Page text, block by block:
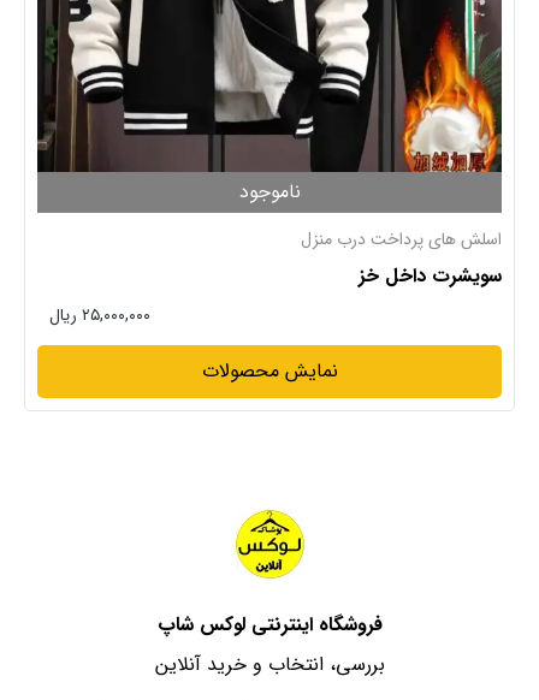
ناموجود
اسلش های پرداخت درب منزل
سویشرت داخل خز
۲۵,۰۰۰,۰۰۰ ریال
نمایش محصولات
فروشگاه اینترنتی لوکس شاپ
بررسی، انتخاب و خرید آنلاین